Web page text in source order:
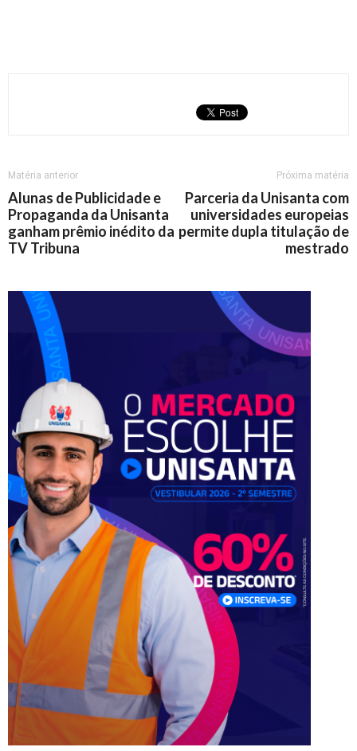
Matéria anterior
Alunas de Publicidade e
Propaganda da Unisanta
ganham prêmio inédito da
TV Tribuna
Próxima matéria
Parceria da Unisanta com
universidades europeias
permite dupla titulação de
mestrado